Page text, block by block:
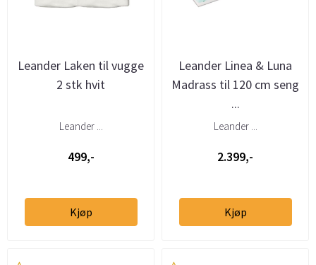
Leander Laken til vugge
2 stk hvit
Leander ...
499,-
Kjøp
Leander Linea & Luna
Madrass til 120 cm seng
...
Leander ...
2.399,-
Kjøp